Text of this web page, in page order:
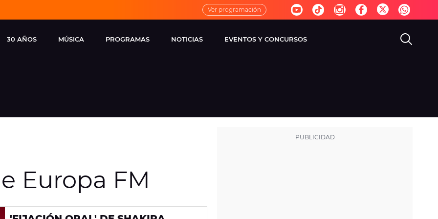
Ver programación
30 AÑOS
ENTREVISTAS
FM
MÚSICA PROGRAMAS
VIRALES
NOTICIAS EVENTOS Y CONCURSOS
Europa FM